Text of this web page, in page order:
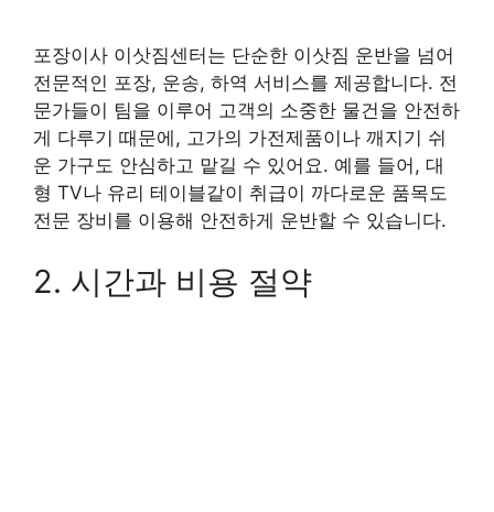
포장이사 이삿짐센터는 단순한 이삿짐 운반을 넘어
전문적인 포장, 운송, 하역 서비스를 제공합니다. 전
문가들이 팀을 이루어 고객의 소중한 물건을 안전하
게 다루기 때문에, 고가의 가전제품이나 깨지기 쉬
운 가구도 안심하고 맡길 수 있어요. 예를 들어, 대
형 TV나 유리 테이블같이 취급이 까다로운 품목도
전문 장비를 이용해 안전하게 운반할 수 있습니다.
2. 시간과 비용 절약